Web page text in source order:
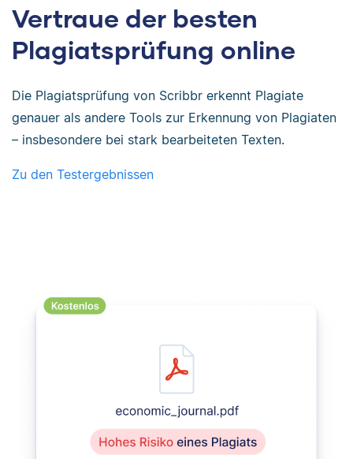
Vertraue der besten
Plagiatsprüfung online
Die Plagiatsprüfung von Scribbr erkennt Plagiate
genauer als andere Tools zur Erkennung von Plagiaten
– insbesondere bei stark bearbeiteten Texten.
Zu den Testergebnissen